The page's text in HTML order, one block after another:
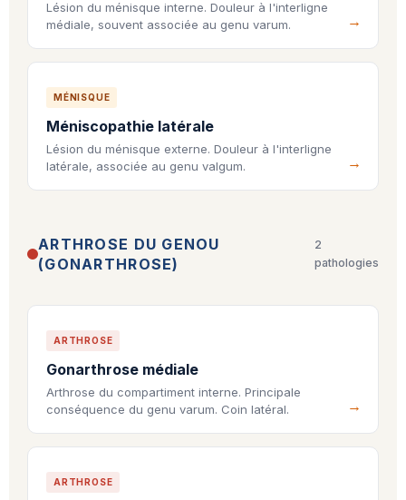
Lésion du ménisque interne. Douleur à l'interligne
médiale, souvent associée au genu varum.
MÉNISQUE
Méniscopathie latérale
Lésion du ménisque externe. Douleur à l'interligne
latérale, associée au genu valgum.
ARTHROSE DU GENOU
(GONARTHROSE)
2
pathologies
ARTHROSE
Gonarthrose médiale
Arthrose du compartiment interne. Principale
conséquence du genu varum. Coin latéral.
ARTHROSE